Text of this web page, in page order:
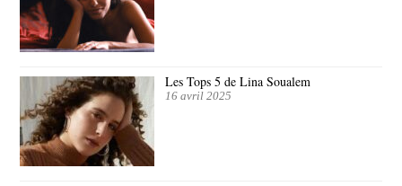
Les Tops 5 de Lina Soualem
16 avril 2025